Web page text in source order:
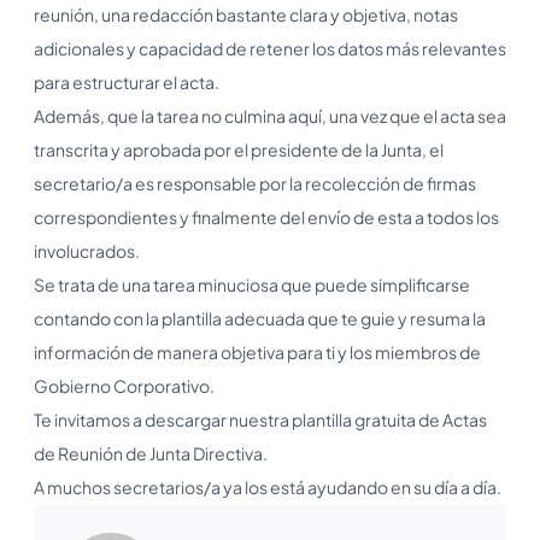
reunión, una redacción bastante clara y objetiva, notas
adicionales y capacidad de retener los datos más relevantes
para estructurar el acta.
Además, que la tarea no culmina aquí, una vez que el acta sea
transcrita y aprobada por el presidente de la Junta, el
secretario/a es responsable por la recolección de firmas
correspondientes y finalmente del envío de esta a todos los
involucrados.
Se trata de una tarea minuciosa que puede simplificarse
contando con la plantilla adecuada que te guie y resuma la
información de manera objetiva para ti y los miembros de
Gobierno Corporativo.
Te invitamos a descargar nuestra plantilla gratuita de Actas
de Reunión de Junta Directiva.
A muchos secretarios/a ya los está ayudando en su día a día.